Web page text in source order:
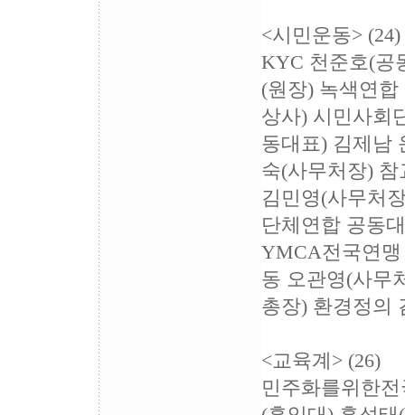
<시민운동> (24)
KYC 천준호(공
(원장) 녹색연
상사) 시민사회
동대표) 김제남
숙(사무처장)
김민영(사무처
단체연합 공동
YMCA전국연
동 오관영(사무
총장) 환경정의
<교육계> (26)
민주화를위한